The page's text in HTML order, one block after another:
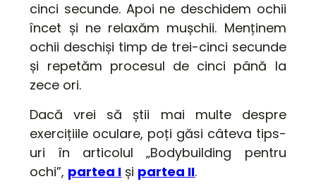
cinci secunde. Apoi ne deschidem ochii
încet și ne relaxăm mușchii. Menținem
ochii deschiși timp de trei-cinci secunde
și repetăm procesul de cinci până la
zece ori.
Dacă vrei să știi mai multe despre
exercițiile oculare, poți găsi câteva tips-
uri în articolul „Bodybuilding pentru
ochi”, partea I și partea II.